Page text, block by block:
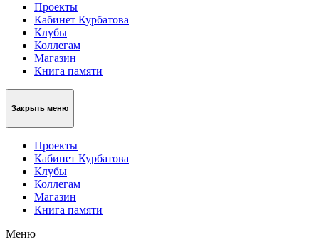
Проекты
Кабинет Курбатова
Клубы
Коллегам
Магазин
Книга памяти
Закрыть меню
Проекты
Кабинет Курбатова
Клубы
Коллегам
Магазин
Книга памяти
Меню